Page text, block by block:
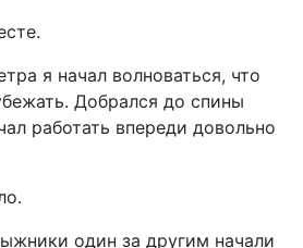
я начал волноваться, что
Добрался до спины
работать впереди довольно
один за другим начали